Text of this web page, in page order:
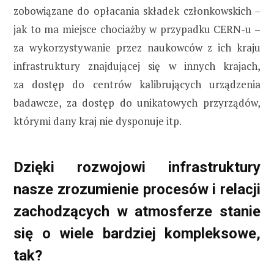
zobowiązane do opłacania składek członkowskich –
jak to ma miejsce chociażby w przypadku CERN-u –
za wykorzystywanie przez naukowców z ich kraju
infrastruktury znajdującej się w innych krajach,
za dostęp do centrów kalibrujących urządzenia
badawcze, za dostęp do unikatowych przyrządów,
którymi dany kraj nie dysponuje itp.
Dzięki rozwojowi infrastruktury
nasze zrozumienie procesów i relacji
zachodzących w atmosferze stanie
się o wiele bardziej kompleksowe,
tak?